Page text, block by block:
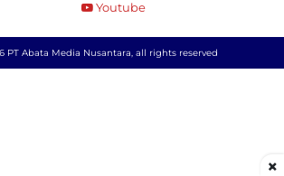
Youtube
PT Abata Media Nusantara, all rights reserved
×